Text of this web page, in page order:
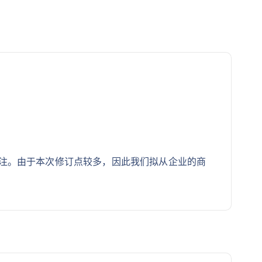
由于本次修订点较多，因此我们拟从企业的商